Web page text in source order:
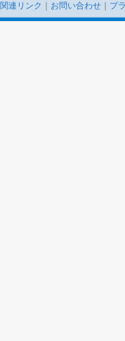
関連リンク お問い合わせ プ